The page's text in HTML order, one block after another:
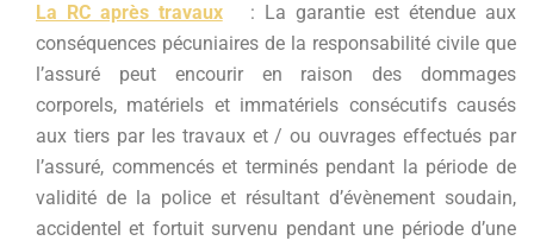
La RC après travaux
: La garantie est étendue aux
conséquences pécuniaires de la responsabilité civile que
l’assuré peut encourir en raison des dommages
corporels, matériels et immatériels consécutifs causés
aux tiers par les travaux et / ou ouvrages effectués par
l’assuré, commencés et terminés pendant la période de
validité de la police et résultant d’évènement soudain,
accidentel et fortuit survenu pendant une période d’une